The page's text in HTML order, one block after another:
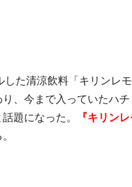
た清涼飲料「キリンレ
、今まで入っていたハ
題になった。
『キリン